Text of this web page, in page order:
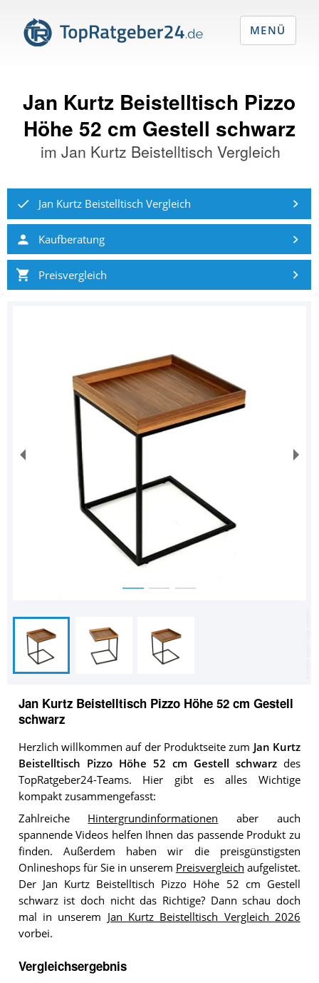
Jan Kurtz Beistelltisch Pizzo
Höhe 52 cm Gestell schwarz
imJan Kurtz Beistelltisch Vergleich
Jan Kurtz Beistelltisch Vergleich
Kaufberatung
Preisvergleich
Jan Kurtz Beistelltisch Pizzo Höhe 52 cm Gestell
schwarz
Herzlich willkommen auf der Produktseite zum Jan Kurtz
Beistelltisch Pizzo Höhe 52 cm Gestell schwarzdes
TopRatgeber24-Teams. Hier gibt es alles Wichtige
kompakt zusammengefasst:
Zahlreiche Hintergrundinformationen aber auch
spannende Videos helfen Ihnen das passende Produkt zu
finden. Außerdem haben wir die preisgünstigsten
Onlineshops für Sie in unserem Preisvergleich aufgelistet.
Der Jan Kurtz Beistelltisch Pizzo Höhe 52 cm Gestell
schwarz ist doch nicht das Richtige? Dann schau doch
mal in unserem Jan Kurtz Beistelltisch Vergleich 2026
vorbei.
Vergleichsergebnis
MENÜ